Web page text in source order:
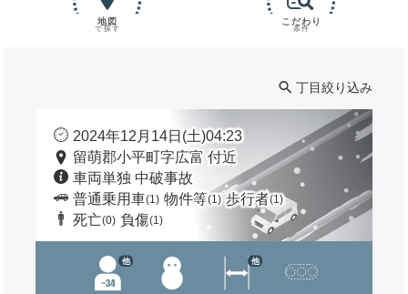
地図
で探す
こだわり
条件
丁目絞り込み
2024年12月14日(土)04:23
留萌郡小平町字広富 付近
車両単独 中破事故
普通乗用車(1) 物件等(1) 歩行者(1)
死亡(0) 負傷(1)
他 他